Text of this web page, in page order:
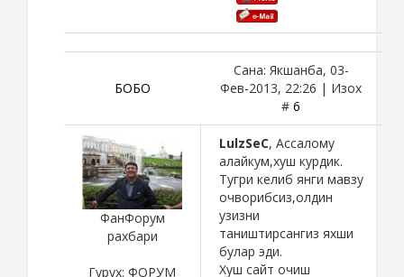
БОБО
Сана: Якшанба, 03-
Фев-2013, 22:26 | Изох
# 6
ФанФорум
рахбари
Гурух: ФОРУМ
LulzSeC, Ассалому
алайкум,хуш курдик.
Тугри келиб янги мавзу
очворибсиз,олдин
узизни
таништирсангиз яхши
булар эди.
Хуш сайт очиш